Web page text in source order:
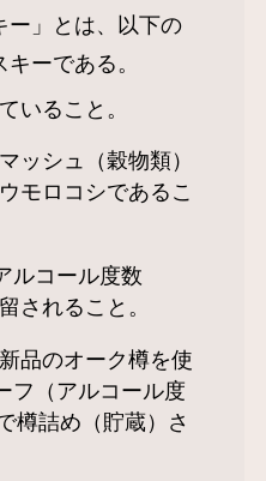
ー」とは、以下の
ーである。
いること。
ッシュ（穀物類）
モロコシであるこ
ルコール度数
されること。
品のオーク樽を使
フ（アルコール度
樽詰め（貯蔵）さ